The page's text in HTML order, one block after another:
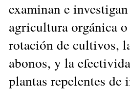
examinan e
agricultura orgánica
rotación de cultivos,
abonos, y la
plantas repelentes de